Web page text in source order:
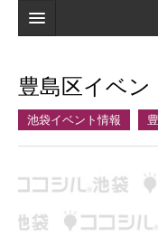
検索
店舗・施設最新情報
豊島区イベン
池袋イベント情報